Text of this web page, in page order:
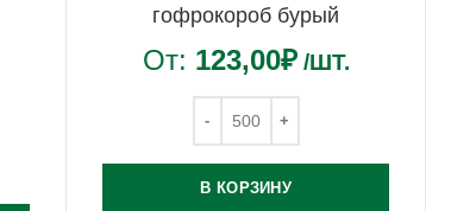
гофрокороб бурый
От: 123,00₽ /ШТ.
В КОРЗИНУ